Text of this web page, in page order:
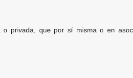
privada, que por sí misma o en